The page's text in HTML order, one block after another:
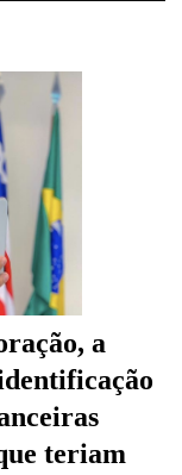
a
teriam